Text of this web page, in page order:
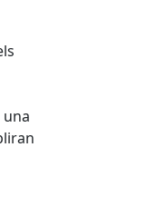
una